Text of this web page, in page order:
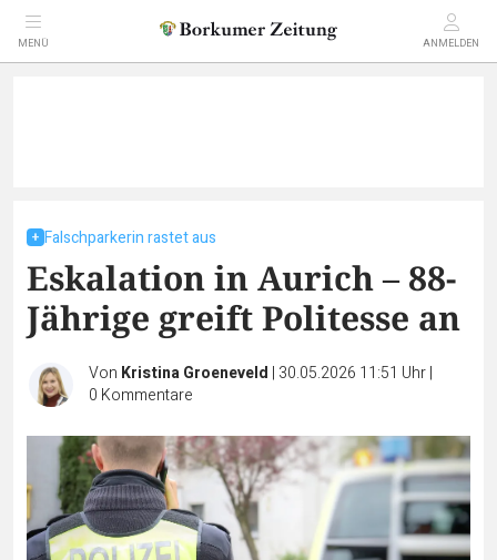
MENÜ ANMELDEN
Falschparkerin rastet aus
Eskalation in Aurich – 88-
Jährige greift Politesse an
Von Kristina Groeneveld | 30.05.2026 11:51 Uhr|
0 Kommentare